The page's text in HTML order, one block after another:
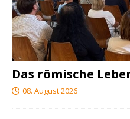
Das römische
08. August 2026